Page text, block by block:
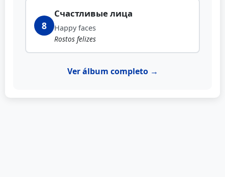
8
Счастливые лица
Happy faces
Rostos felizes
Ver álbum completo →